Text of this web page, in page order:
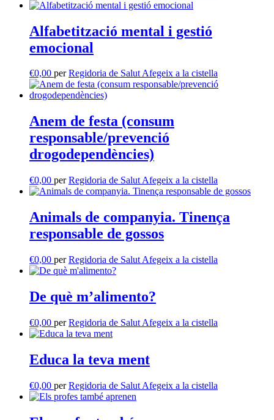
Alfabetització mental i gestió
emocional
€0,00 perRegidoria de SalutAfegeix a la cistella
Anem de festa (consum
responsable/prevenció
drogodependències)
€0,00 perRegidoria de Salut Afegeix a la cistella
Animals de companyia. Tinença
responsable de gossos
€0,00 perRegidoria de Salut Afegeix a la cistella
De què m’alimento?
€0,00 perRegidoria de Salut Afegeix a la cistella
Educa la teva ment
€0,00 perRegidoria de Salut Afegeix a la cistella